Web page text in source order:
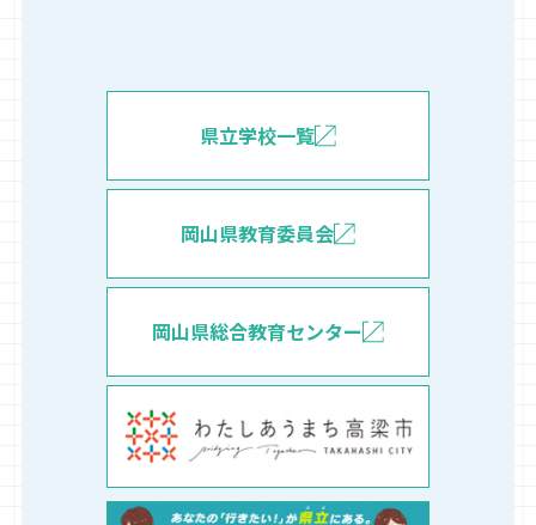
県立学校一覧
岡山県教育委員会
岡山県総合教育センター